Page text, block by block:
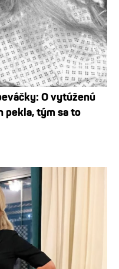
O vytúženú
pekla, tým sa to